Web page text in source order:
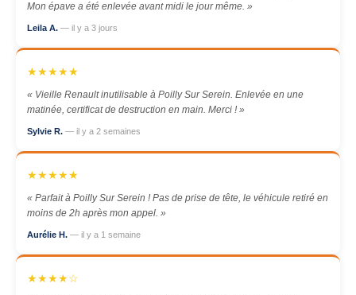
Mon épave a été enlevée avant midi le jour même. »
Leila A. — il y a 3 jours
★★★★★
« Vieille Renault inutilisable à Poilly Sur Serein. Enlevée en une
matinée, certificat de destruction en main. Merci ! »
Sylvie R. — il y a 2 semaines
★★★★★
« Parfait à Poilly Sur Serein ! Pas de prise de tête, le véhicule retiré en
moins de 2h après mon appel. »
Aurélie H. — il y a 1 semaine
★★★★☆